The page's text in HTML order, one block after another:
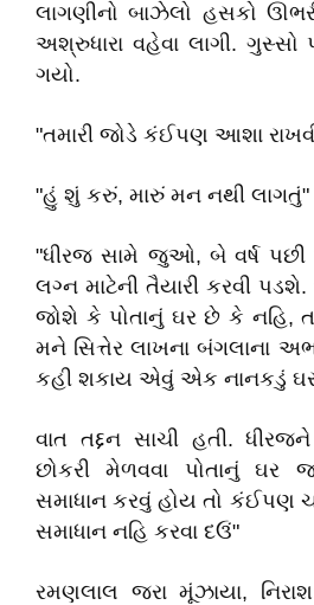
લાગણીનો બાઝેલો હસકો
અશ્રુધારા વહેવા લાગી.
ગયો.
"તમારી જોડે કંઈપણ આશા
"હું શું કરું, મારું મન નથી લાગતું"
"ધીરજ સામે જુઓ, બે વર્ષ
લગ્ન માટેની તૈયારી કરવી
જોશે કે પોતાનું ઘર છે કે નહિ,
મને સિત્તેર લાખના બંગલાના
કહી શકાય એવું એક નાનકડું
વાત તદ્દન સાચી હતી.
છોકરી મેળવવા પોતાનું ઘર
સમાધાન કરવું હોય તો કંઈપણ
સમાધાન નહિ કરવા દઉં"
રમણલાલ જરા મૂંઝાયા,